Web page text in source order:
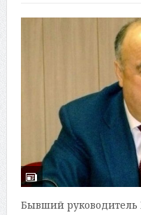
Бывший руководитель